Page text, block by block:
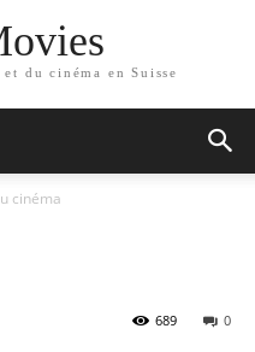
du cinéma en Suisse
cinéma
0
689